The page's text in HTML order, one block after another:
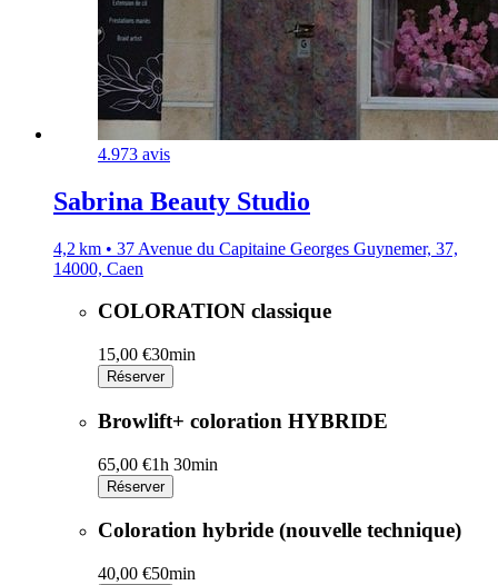
4.973 avis
Sabrina Beauty Studio
4,2 km • 37 Avenue du Capitaine Georges Guynemer, 37,
14000, Caen
COLORATION classique
15,00 €30min
Réserver
Browlift+ coloration HYBRIDE
65,00 €1h 30min
Réserver
Coloration hybride (nouvelle technique)
40,00 €50min